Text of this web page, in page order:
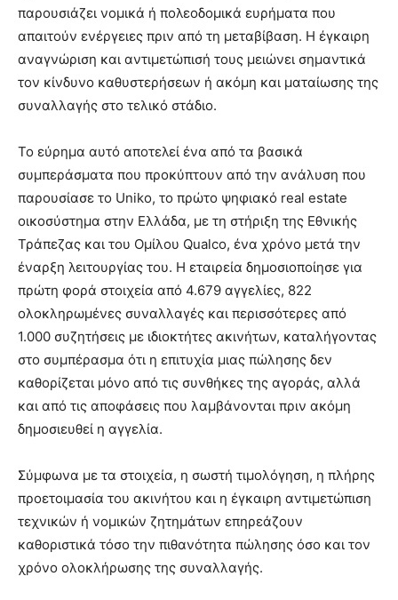
παρουσιάζει νομικά ή πολεοδομικά ευρήματα που
απαιτούν ενέργειες πριν από τη μεταβίβαση. Η έγκαιρη
αναγνώριση και αντιμετώπισή τους μειώνει σημαντικά
τον κίνδυνο καθυστερήσεων ή ακόμη και ματαίωσης της
συναλλαγής στο τελικό στάδιο.
Το εύρημα αυτό αποτελεί ένα από τα βασικά
συμπεράσματα που προκύπτουν από την ανάλυση που
παρουσίασε το Uniko, το πρώτο ψηφιακό real estate
οικοσύστημα στην Ελλάδα, με τη στήριξη της Εθνικής
Τράπεζας και του Ομίλου Qualco, ένα χρόνο μετά την
έναρξη λειτουργίας του. Η εταιρεία δημοσιοποίησε για
πρώτη φορά στοιχεία από 4.679 αγγελίες, 822
ολοκληρωμένες συναλλαγές και περισσότερες από
1.000 συζητήσεις με ιδιοκτήτες ακινήτων, καταλήγοντας
στο συμπέρασμα ότι η επιτυχία μιας πώλησης δεν
καθορίζεται μόνο από τις συνθήκες της αγοράς, αλλά
και από τις αποφάσεις που λαμβάνονται πριν ακόμη
δημοσιευθεί η αγγελία.
Σύμφωνα με τα στοιχεία, η σωστή τιμολόγηση, η πλήρης
προετοιμασία του ακινήτου και η έγκαιρη αντιμετώπιση
τεχνικών ή νομικών ζητημάτων επηρεάζουν
καθοριστικά τόσο την πιθανότητα πώλησης όσο και τον
χρόνο ολοκλήρωσης της συναλλαγής.